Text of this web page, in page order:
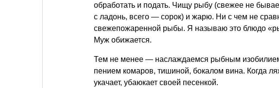
обработать и подать. Чищу рыбу (свежее не
с ладонь, всего — сорок) и жарю. Ни с чем не
свежепожаренной рыбы. Я называю это блюдо
Муж обижается.
Тем не менее — наслаждаемся рыбным
пением комаров, тишиной, бокалом вина. Когда
укачает, убаюкает своей песенкой.